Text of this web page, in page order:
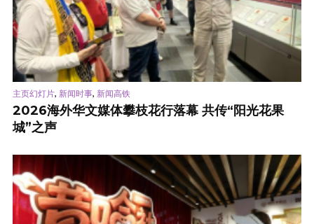
主页幻灯片, 新闻时事, 新闻高铁
2026海外华文媒体攀枝花行落幕 共传“阳光花果
城”之声